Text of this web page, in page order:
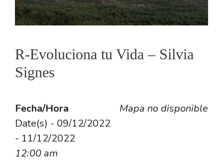
R-Evoluciona tu Vida – Silvia
Signes
Mapa no disponible
Fecha/Hora
Date(s) - 09/12/2022
- 11/12/2022
12:00 am